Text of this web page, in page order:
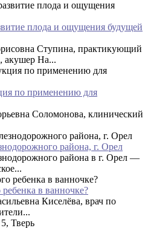
плода и ощущения будущей
Ступина, практикующий
акушер На...
по применению для
Соломонова, клинический
района, г. Орел
района в г. Орел —
в ванночке?
Киселёва, врач по